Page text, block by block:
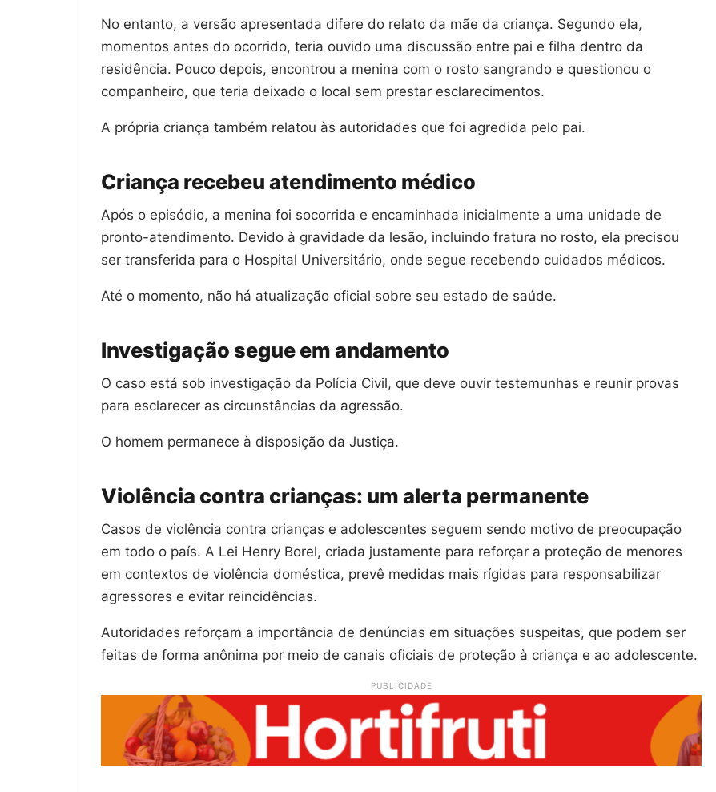
No entanto, a versão apresentada difere do relato da mãe da criança. Segundo ela,
momentos antes do ocorrido, teria ouvido uma discussão entre pai e filha dentro da
residência. Pouco depois, encontrou a menina com o rosto sangrando e questionou o
companheiro, que teria deixado o local sem prestar esclarecimentos.
A própria criança também relatou às autoridades que foi agredida pelo pai.
Criança recebeu atendimento médico
Após o episódio, a menina foi socorrida e encaminhada inicialmente a uma unidade de
pronto-atendimento. Devido à gravidade da lesão, incluindo fratura no rosto, ela precisou
ser transferida para o Hospital Universitário, onde segue recebendo cuidados médicos.
Até o momento, não há atualização oficial sobre seu estado de saúde.
Investigação segue em andamento
O caso está sob investigação da Polícia Civil, que deve ouvir testemunhas e reunir provas
para esclarecer as circunstâncias da agressão.
O homem permanece à disposição da Justiça.
Violência contra crianças: um alerta permanente
Casos de violência contra crianças e adolescentes seguem sendo motivo de preocupação
em todo o país. A Lei Henry Borel, criada justamente para reforçar a proteção de menores
em contextos de violência doméstica, prevê medidas mais rígidas para responsabilizar
agressores e evitar reincidências.
Autoridades reforçam a importância de denúncias em situações suspeitas, que podem ser
feitas de forma anônima por meio de canais oficiais de proteção à criança e ao adolescente.
PUBLICIDADE